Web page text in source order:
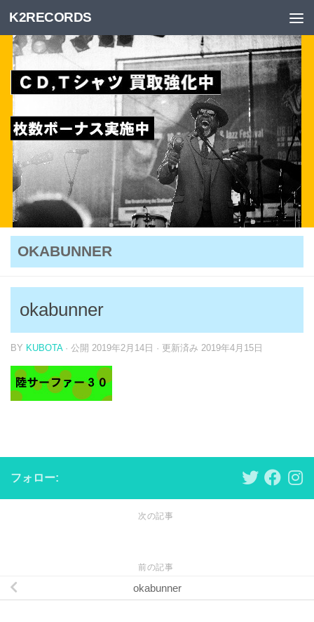
Skip to content
K2RECORDS
OKABUNNER
okabunner
BY KUBOTA · 公開 2019年2月14日 · 更新済み 2019年4月15日
フォロー:
次の記事
前の記事
okabunner